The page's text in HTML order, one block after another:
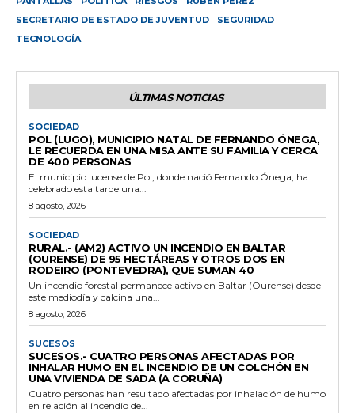
SECRETARIO DE ESTADO DE JUVENTUD
SEGURIDAD
TECNOLOGÍA
ÚLTIMAS NOTICIAS
SOCIEDAD
POL (LUGO), MUNICIPIO NATAL DE FERNANDO ÓNEGA,
LE RECUERDA EN UNA MISA ANTE SU FAMILIA Y CERCA
DE 400 PERSONAS
El municipio lucense de Pol, donde nació Fernando Ónega, ha
celebrado esta tarde una...
8 agosto, 2026
SOCIEDAD
RURAL.- (AM2) ACTIVO UN INCENDIO EN BALTAR
(OURENSE) DE 95 HECTÁREAS Y OTROS DOS EN
RODEIRO (PONTEVEDRA), QUE SUMAN 40
Un incendio forestal permanece activo en Baltar (Ourense) desde
este mediodía y calcina una...
8 agosto, 2026
SUCESOS
SUCESOS.- CUATRO PERSONAS AFECTADAS POR
INHALAR HUMO EN EL INCENDIO DE UN COLCHÓN EN
UNA VIVIENDA DE SADA (A CORUÑA)
Cuatro personas han resultado afectadas por inhalación de humo
en relación al incendio de...